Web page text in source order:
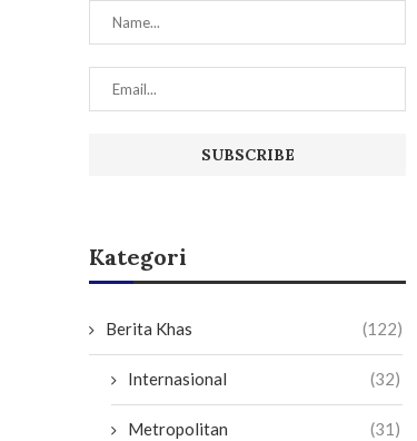
Kategori
Berita Khas (122)
Internasional (32)
Metropolitan (31)